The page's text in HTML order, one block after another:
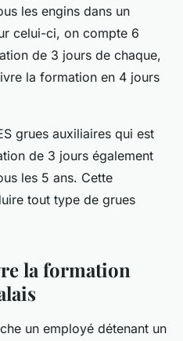
les engins dans un
celui-ci, on compte 6
de 3 jours de chaque,
la formation en 4 jours
grues auxiliaires qui est
de 3 jours également
les 5 ans. Cette
tout type de grues
la formation
un employé détenant un